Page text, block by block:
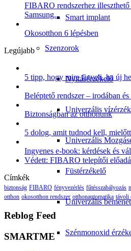
Smart implant
Szenzorok
Nyitásérzékelő
Univerzális
Univerzális
Füstérzékelő
Univerzális
Szénmonoxid
FIBARO rendszerhez illeszthető
Samsung...
Okosotthon 6 lépésben
Legújabb
5 tipp, hogy mire figyelj, ha új
Beléptető rendszer – irodában
Biztonságban az otthonunk
5 dolog, amit tudnod kell,
Ingyenes e-book: kérdések és
Védett: FIBARO telepítői
Címkék
biztonság FIBARO fényvezérlés fűtésszabályozás
otthon okosotthon rendszer otthonautomatika távoli
Reblog Feed
SMARTME